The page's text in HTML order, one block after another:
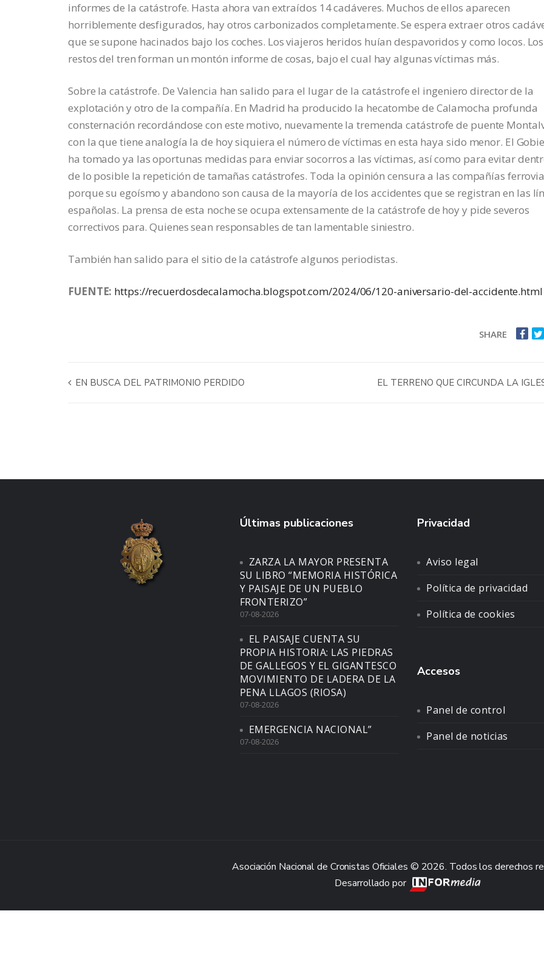
informes de la catástrofe. Hasta ahora van extraídos 14 cadáveres. Muchos de ellos aparecen
horriblemente desfigurados, hay otros carbonizados completamente. Se espera extraer otros
que se supone hacinados bajo los coches. Los viajeros heridos huían despavoridos y como locos. Los
restos del tren forman un montón informe de cosas, bajo el cual hay algunas víctimas más.
Sobre la catástrofe. De Valencia han salido para el lugar de la catástrofe el ingeniero director de la
explotación y otro de la compañía. En Madrid ha producido la hecatombe de Calamocha profunda
consternación recordándose con este motivo, nuevamente la tremenda catástrofe de puente
con la que tiene analogía la de hoy siquiera el número de víctimas en esta haya sido menor. El
ha tomado ya las oportunas medidas para enviar socorros a las víctimas, así como para evitar
de lo posible la repetición de tamañas catástrofes. Toda la opinión censura a las compañías
porque su egoísmo y abandono son causa de la mayoría de los accidentes que se registran en las
españolas. La prensa de esta noche se ocupa extensamente de la catástrofe de hoy y pide severos
correctivos para. Quienes sean responsables de tan lamentable siniestro.
También han salido para el sitio de la catástrofe algunos periodistas.
FUENTE: https://recuerdosdecalamocha.blogspot.com/2024/06/120-aniversario-del-accidente.html
SHARE
EN BUSCA DEL PATRIMONIO PERDIDO EL TERRENO QUE CIRCUNDA LA
Últimas publicaciones
ZARZA LA MAYOR PRESENTA
SU LIBRO “MEMORIA HISTÓRICA
Y PAISAJE DE UN PUEBLO
FRONTERIZO”
07-08-2026
EL PAISAJE CUENTA SU
PROPIA HISTORIA: LAS PIEDRAS
DE GALLEGOS Y EL GIGANTESCO
MOVIMIENTO DE LADERA DE LA
PENA LLAGOS (RIOSA)
07-08-2026
EMERGENCIA NACIONAL”
07-08-2026
Privacidad
Aviso legal
Política de privacidad
Política de cookies
Accesos
Panel de control
Panel de noticias
Asociación Nacional de Cronistas Oficiales © 2026. Todos los derechos
Desarrollado por